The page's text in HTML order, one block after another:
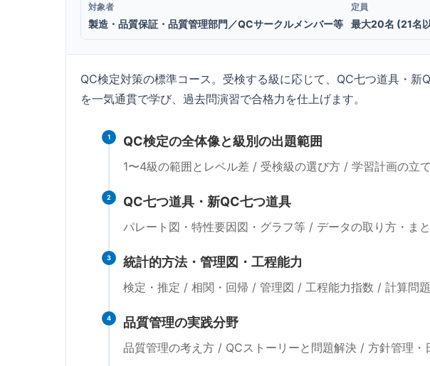
対象者
製造・品質保証・品質管理部門／QCサークルメンバー等
定員
最大20名 (21名
QC検定対策の標準コース。受検する級に応じて、QC七つ道具・
を一気通貫で学び、過去問演習で合格力を仕上げます。
1 QC検定の全体像と級別の出題範囲
1〜4級の範囲とレベル差 / 受検級の選び方 / 学習計画の立
2 QC七つ道具・新QC七つ道具
パレート図・特性要因図・グラフ等 / データの取り方・ま
3 統計的方法・管理図・工程能力
検定・推定 / 相関・回帰 / 管理図 / 工程能力指数 / 計算問題
4 品質管理の実践分野
品質管理の考え方 / QCストーリーと問題解決 / 方針管理・